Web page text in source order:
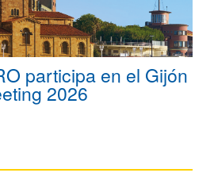
participa en el Gijón
2026